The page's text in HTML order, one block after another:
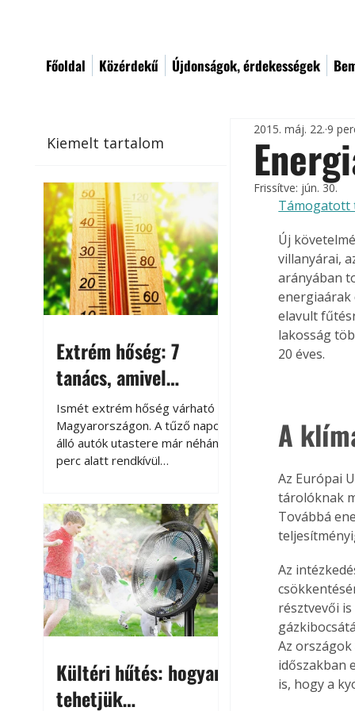
Főoldal Közérdekű Újdonságok, érdekességek
Kiemelt tartalom
Extrém hőség: 7
tanács, amivel
megóvhatjuk
autónkat a nyári
károktól
Ismét extrém hőség várható
Magyarországon. A tűző napon
álló autók utastere már néhány
perc alatt rendkívül
megközelítheti. Ez nemcsak a
beszállást teszi kellemetlenné,
hanem az autó állapotára és a
benne hagyott tárgyakra is
káros hatással lehet. Néhány
egyszerű óvintézkedéssel
azonban jelentősen
csökkenthetjük a hőség káros
Kültéri hűtés: hogyan
tehetjük
2015. máj. 22. 9
Frissítve: jún. 30.
Támogatott
Új
villanyárai,
arányában
energiaárak
elavult
lakosság
20 éves.
A
Az Európai
tárolóknak
Továbbá
Az
résztvevői
Az
időszakban
is, hogy a